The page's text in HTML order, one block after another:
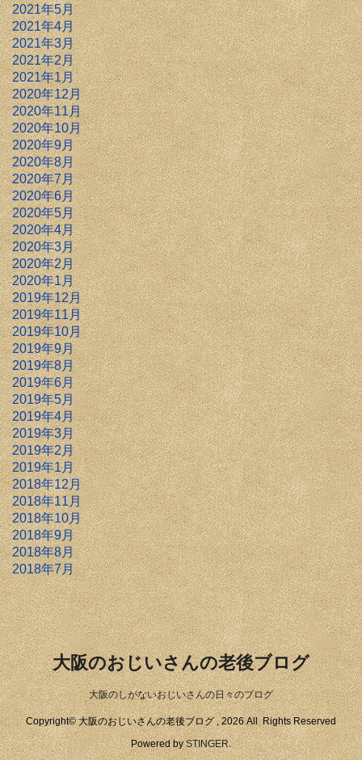
2021年5月
2021年4月
2021年3月
2021年2月
2021年1月
2020年12月
2020年11月
2020年10月
2020年9月
2020年8月
2020年7月
2020年6月
2020年5月
2020年4月
2020年3月
2020年2月
2020年1月
2019年12月
2019年11月
2019年10月
2019年9月
2019年8月
2019年6月
2019年5月
2019年4月
2019年3月
2019年2月
2019年1月
2018年12月
2018年11月
2018年10月
2018年9月
2018年8月
2018年7月
大阪のおじいさんの老後ブログ
大阪のしがないおじいさんの日々のブログ
Copyright© 大阪のおじいさんの老後ブログ , 2026 All Rights Reserved
Powered bySTINGER.